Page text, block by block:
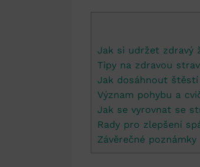
Jak si udržet zdravý
Tipy na zdravou
Jak dosáhnout
Význam pohybu a
Jak se vyrovnat se
Rady pro zlepšení
Závěrečné poznámky